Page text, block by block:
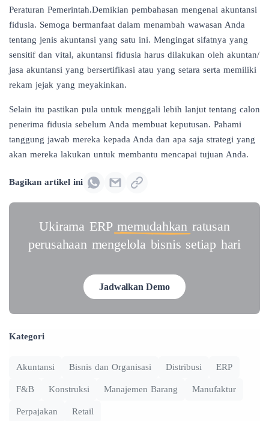
Peraturan Pemerintah.Demikian pembahasan mengenai akuntansi
fidusia. Semoga bermanfaat dalam menambah wawasan Anda
tentang jenis akuntansi yang satu ini. Mengingat sifatnya yang
sensitif dan vital, akuntansi fidusia harus dilakukan oleh akuntan/
jasa akuntansi yang bersertifikasi atau yang setara serta memiliki
rekam jejak yang meyakinkan.
Selain itu pastikan pula untuk menggali lebih lanjut tentang calon
penerima fidusia sebelum Anda membuat keputusan. Pahami
tanggung jawab mereka kepada Anda dan apa saja strategi yang
akan mereka lakukan untuk membantu mencapai tujuan Anda.
Bagikan artikel ini
Ukirama ERP memudahkan ratusan
perusahaan mengelola bisnis setiap hari
Jadwalkan Demo
Kategori
Akuntansi Bisnis dan Organisasi Distribusi ERP
F&B Konstruksi Manajemen Barang Manufaktur
Perpajakan Retail